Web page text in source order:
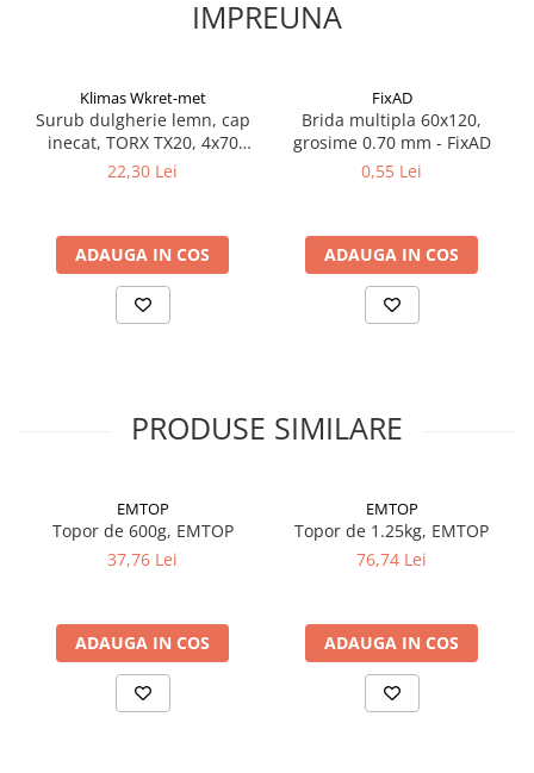
Accesorii tencuieli
Silicon, spume si adezivi de montaj
Adezivi montaj
Silicon
Spuma
Accesorii parchet
Vopsele speciale si spray vopsea
Chituri pentru rosturi
Unelte si accesorii pentru zidarie si
Unelte pentru gresie si faianta
Acoperis
Sindrila bituminoasa si accesorii
IMPREUNA
Klimas Wkret-met
Surub dulgherie lemn, cap
inecat, TORX TX20, 4x70
mm - 200 bucati/cutie -
22,30 Lei
ADAUGA IN COS
FixAD
Brida multipla 60x120,
grosime 0.70 mm - FixAD
0,55 Lei
ADAUGA IN COS
PRODUSE SIMILARE
EMTOP
Topor de 600g, EMTOP
37,76 Lei
ADAUGA IN COS
EMTOP
Topor de 1.25kg, EMTOP
76,74 Lei
ADAUGA IN COS